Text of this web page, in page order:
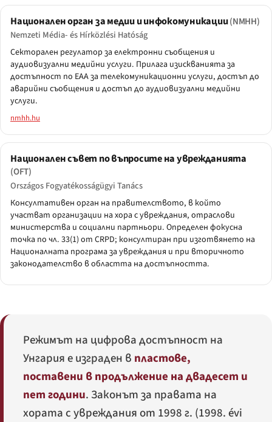
Национален орган за медии и инфокомуникации(NMHH)
Nemzeti Média- és Hírközlési Hatóság
Секторален регулатор за електронни съобщения и
аудиовизуални медийни услуги. Прилага изискванията за
достъпност по EAA за телекомуникационни услуги, достъп до
аварийни съобщения и достъп до аудиовизуални медийни
услуги.
nmhh.hu
Национален съвет по въпросите на уврежданията
(OFT)
Országos Fogyatékosságügyi Tanács
Консултативен орган на правителството, в който
участват организации на хора с увреждания, отраслови
министерства и социални партньори. Определен фокусна
точка по чл. 33(1) от CRPD; консултиран при изготвянето на
Националната програма за увреждания и при вторичното
законодателство в областта на достъпността.
Режимът на цифрова достъпност на
Унгария е изграден в пластове,
поставени в продължение на двадесет и
пет години. Законът за правата на
хората с увреждания от 1998 г. (1998. évi